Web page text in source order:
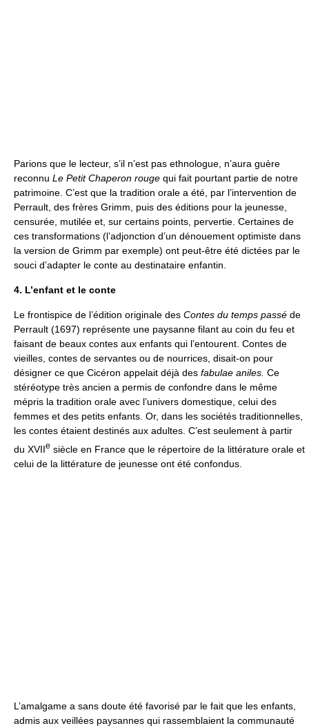
Parions que le lecteur, s’il n’est pas ethnologue, n’aura guère
reconnu Le Petit Chaperon rouge qui fait pourtant partie de notre
patrimoine. C’est que la tradition orale a été, par l’intervention de
Perrault, des frères Grimm, puis des éditions pour la jeunesse,
censurée, mutilée et, sur certains points, pervertie. Certaines de
ces transformations (l’adjonction d’un dénouement optimiste dans
la version de Grimm par exemple) ont peut-être été dictées par le
souci d’adapter le conte au destinataire enfantin.
4. L’enfant et le conte
Le frontispice de l’édition originale des Contes du temps passé de
Perrault (1697) représente une paysanne filant au coin du feu et
faisant de beaux contes aux enfants qui l’entourent. Contes de
vieilles, contes de servantes ou de nourrices, disait-on pour
désigner ce que Cicéron appelait déjà des fabulae aniles. Ce
stéréotype très ancien a permis de confondre dans le même
mépris la tradition orale avec l’univers domestique, celui des
femmes et des petits enfants. Or, dans les sociétés traditionnelles,
les contes étaient destinés aux adultes. C’est seulement à partir
du XVIIe siècle en France que le répertoire de la littérature orale et
celui de la littérature de jeunesse ont été confondus.
L’amalgame a sans doute été favorisé par le fait que les enfants,
admis aux veillées paysannes qui rassemblaient la communauté